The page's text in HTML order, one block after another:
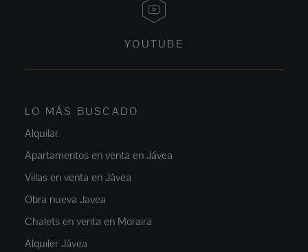
YOUTUBE
LO MÁS BUSCADO
Alquilar
Apartamentos en venta en Jávea
Villas en venta en Jávea
Obra nueva Javea
Chalets en venta en Moraira
Alquiler Jávea